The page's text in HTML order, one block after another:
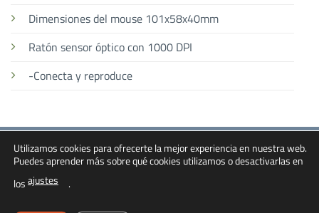
Dimensiones del mouse 101x58x40mm
Ratón sensor óptico con 1000 DPI
-Conecta y reproduce
Bank
Transfer
Cash
On
Credit
Card
PayPal
Inicio
Política de Cookies
Utilizamos cookies para ofrecerte la mejor experiencia en nuestra web.
Puedes aprender más sobre qué cookies utilizamos o desactivarlas en
losajustes .